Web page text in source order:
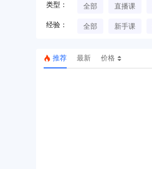
类型： 全部 直播课
经验： 全部 新手课
推荐 最新 价格